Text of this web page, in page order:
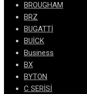
BROUGHAM
BRZ
BUGATTİ
BUİCK
Business
BX
BYTON
C SERİSİ